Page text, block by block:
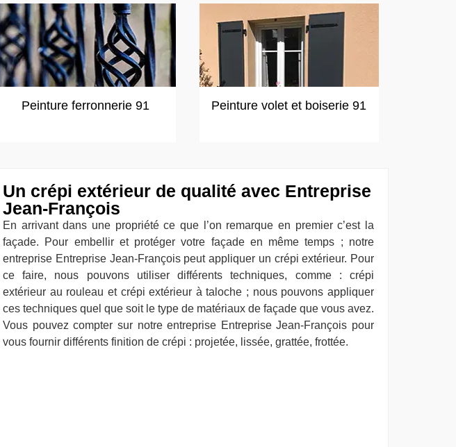
Peinture ferronnerie 91 Peinture volet et boiserie 91
Un crépi extérieur de qualité avec Entreprise
Jean-François
En arrivant dans une propriété ce que l’on remarque en premier c’est la
façade. Pour embellir et protéger votre façade en même temps ; notre
entreprise Entreprise Jean-François peut appliquer un crépi extérieur. Pour
ce faire, nous pouvons utiliser différents techniques, comme : crépi
extérieur au rouleau et crépi extérieur à taloche ; nous pouvons appliquer
ces techniques quel que soit le type de matériaux de façade que vous avez.
Vous pouvez compter sur notre entreprise Entreprise Jean-François pour
vous fournir différents finition de crépi : projetée, lissée, grattée, frottée.